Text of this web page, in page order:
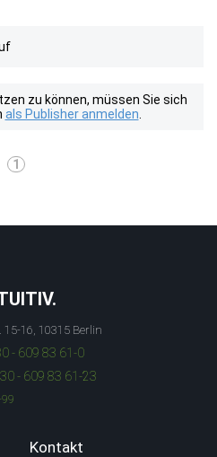
zu können, müssen Sie sich
als Publisher anmelden
1
15-16, 10315 Berlin
- 609 83 61-0
- 609 83 61-23
Kontakt